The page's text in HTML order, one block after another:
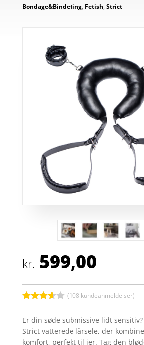
Bondage&Bindeting, Fetish, Strict
kr. 599,00
3.6ud
af 5
baseret
(108 kundeanmeldelser)
Er din søde submissive lidt
Strict vatterede lårsele, der
komfort, perfekt til jer. Tag den